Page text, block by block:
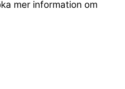
mer information om